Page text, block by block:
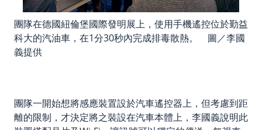
團隊在德國紐倫堡國際發明展上，使用手機遙控位於勤益
科大的汽油車，在1分30秒內完成排毒散熱。 圖／李國
義提供
團隊一開始想將感應裝置設於汽車遙控器上，但考慮到距
離的限制，才決定將之裝設在汽車本體上，李國義說明此